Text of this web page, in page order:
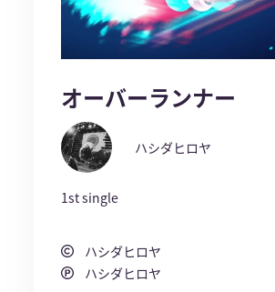
オーバーランナー
ハシダヒロヤ
1st single
ハシダヒロヤ
ハシダヒロヤ